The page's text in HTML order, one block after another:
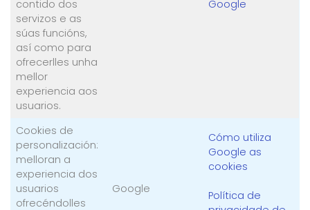
contido dos
servizos e as
súas funcións,
así como para
ofrecerlles unha
mellor
experiencia aos
usuarios.
Google
Cookies de
personalización:
melloran a
experiencia dos
usuarios
ofrecéndolles
Google
Cómo utiliza
Google as
cookies
Política de